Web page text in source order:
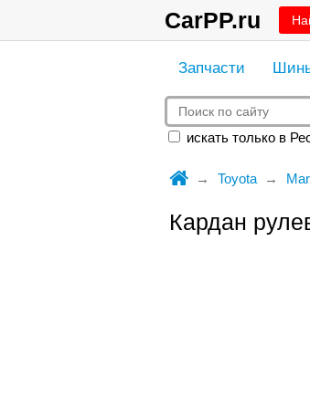
CarPP.ru
Запчасти
искать только в
Toyota
Кардан